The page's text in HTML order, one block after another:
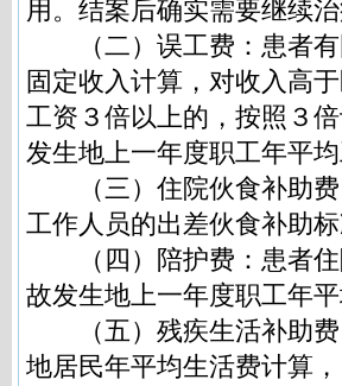
用。结案后确实需要继续
（二）误工费：患者有
固定收入计算，对收入高
工资３倍以上的，按照３
发生地上一年度职工年平均
（三）住院伙食补助费
工作人员的出差伙食补助标
（四）陪护费：患者住
故发生地上一年度职工年平
（五）残疾生活补助费
地居民年平均生活费计算